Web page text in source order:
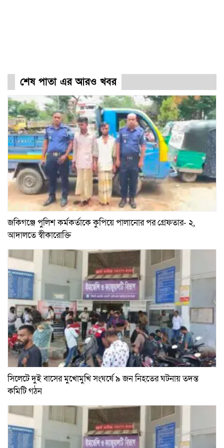
শেষ পাতা এর আরও খবর
জকিগঞ্জে পুলিশ কর্মকর্তাকে কুপিয়ে পালানোর পর গ্রেফতার- ২,
আদালতে স্বীকারোক্তি
সিলেটে দুই বাসের মুখোমুখি সংঘর্ষে ৯ জন নিহতের ঘটনায় তদন্ত
কমিটি গঠন